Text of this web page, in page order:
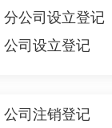
分公司设立登记
公司设立登记
公司注销登记